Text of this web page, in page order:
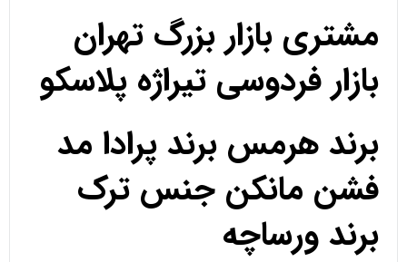
مشتری بازار بزرگ تهران
بازار فردوسی تیراژه پلاسکو
برند هرمس برند پرادا مد
فشن مانکن جنس ترک
برند ورساچه